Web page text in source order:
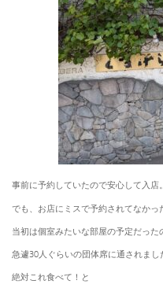
事前に予約していたので安心して入店。
でも、お店にミスで予約されてなかっ
当初は個室みたいな部屋の予定だった
急遽30人ぐらいの団体席に通されまし
絶対これ食べて！と